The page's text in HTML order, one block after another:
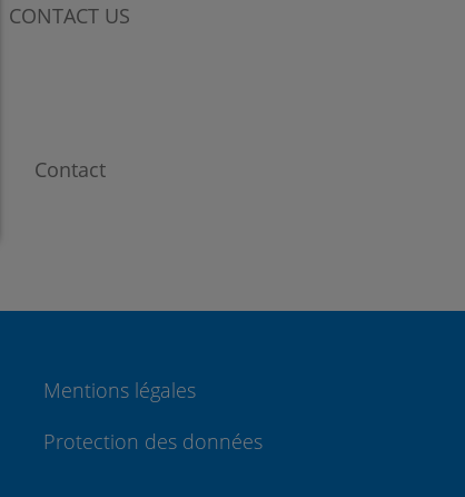
CONTACT US
Contact
Mentions légales
Protection des données